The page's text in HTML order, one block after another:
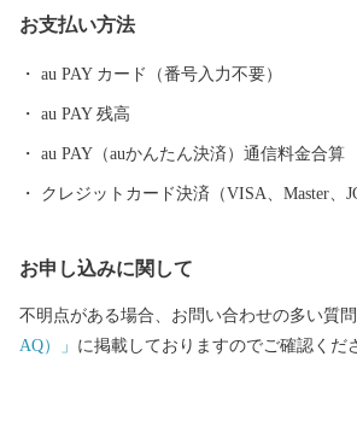
す町となっています。 また、毎年7月の最
お支払い方法
au PAY カード（番号入力不要）
au PAY 残高
au PAY（auかんたん決済）通信料金合算
クレジットカード決済（VISA、Master、
お申し込みに関して
不明点がある場合、お問い合わせの多い質
AQ）」 に掲載しておりますのでご確認くだ